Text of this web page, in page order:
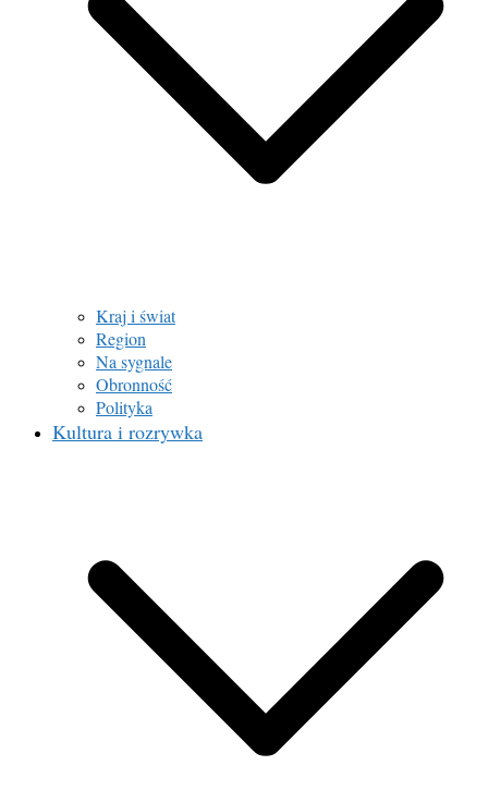
Kraj i świat
Region
Na sygnale
Obronność
Polityka
Kultura i rozrywka